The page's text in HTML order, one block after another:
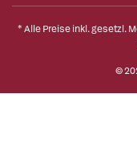
* Alle Preise inkl. gesetzl.
©